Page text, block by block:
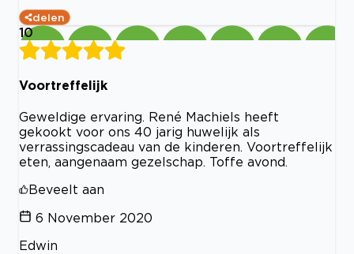
delen
10
Voortreffelijk
Geweldige ervaring. René Machiels heeft
gekookt voor ons 40 jarig huwelijk als
verrassingscadeau van de kinderen. Voortreffelijk
eten, aangenaam gezelschap. Toffe avond.
Beveelt aan
6 November 2020
Edwin